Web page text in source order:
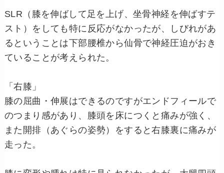
SLR（膝を伸ばして足を上げ、坐骨神経を伸ばすテ
スト）をしても特に反応がなかったが、しびれがあ
るということは下部腰椎から仙骨で神経圧迫がおき
ていることが考えられた。
「右膝」
膝の屈曲・伸展はできるのですがエンドフィールで
のつまり感があり、膝頭を床につくと痛みが強く、
また開排（あぐらの姿勢）をすると右膝裏に痛みが
走った。